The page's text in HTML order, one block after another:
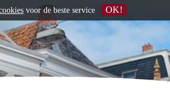
voor de beste service OK!